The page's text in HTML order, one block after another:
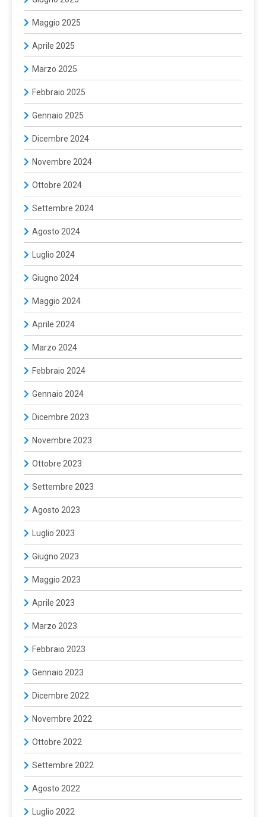
Maggio 2025
Aprile 2025
Marzo 2025
Febbraio 2025
Gennaio 2025
Dicembre 2024
Novembre 2024
Ottobre 2024
Settembre 2024
Agosto 2024
Luglio 2024
Giugno 2024
Maggio 2024
Aprile 2024
Marzo 2024
Febbraio 2024
Gennaio 2024
Dicembre 2023
Novembre 2023
Ottobre 2023
Settembre 2023
Agosto 2023
Luglio 2023
Giugno 2023
Maggio 2023
Aprile 2023
Marzo 2023
Febbraio 2023
Gennaio 2023
Dicembre 2022
Novembre 2022
Ottobre 2022
Settembre 2022
Agosto 2022
Luglio 2022